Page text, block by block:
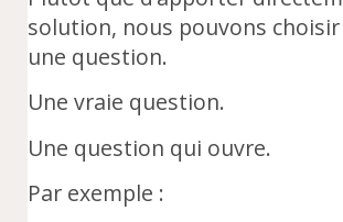
solution, nous pouvons
une question.
Une vraie question.
Une question qui ouvre.
Par exemple :